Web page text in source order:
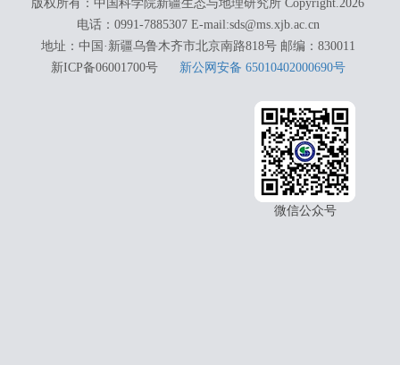
版权所有：中国科学院新疆生态与地理研究所 Copyright. 2026
电话：0991-7885307 E-mail:sds@ms.xjb.ac.cn
地址：中国·新疆乌鲁木齐市北京南路818号 邮编：830011
新ICP备06001700号 新公网安备 65010402000690号
微信公众号